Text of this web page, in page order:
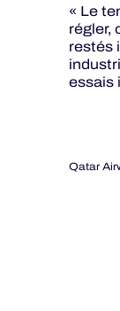
« Le
régler,
restés
essais
Qatar